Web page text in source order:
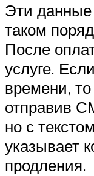
Эти данные
таком
После
услуге.
времени,
отправив
но с
указывает
продления.